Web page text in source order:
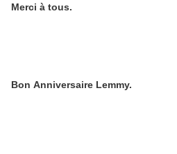
Merci à tous.
Bon Anniversaire Lemmy.